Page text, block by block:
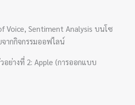
Voice, Sentiment Analysis บนโซ
ากกิจกรรมออฟไลน์
ย่างที่ 2: Apple (การออกแบบ